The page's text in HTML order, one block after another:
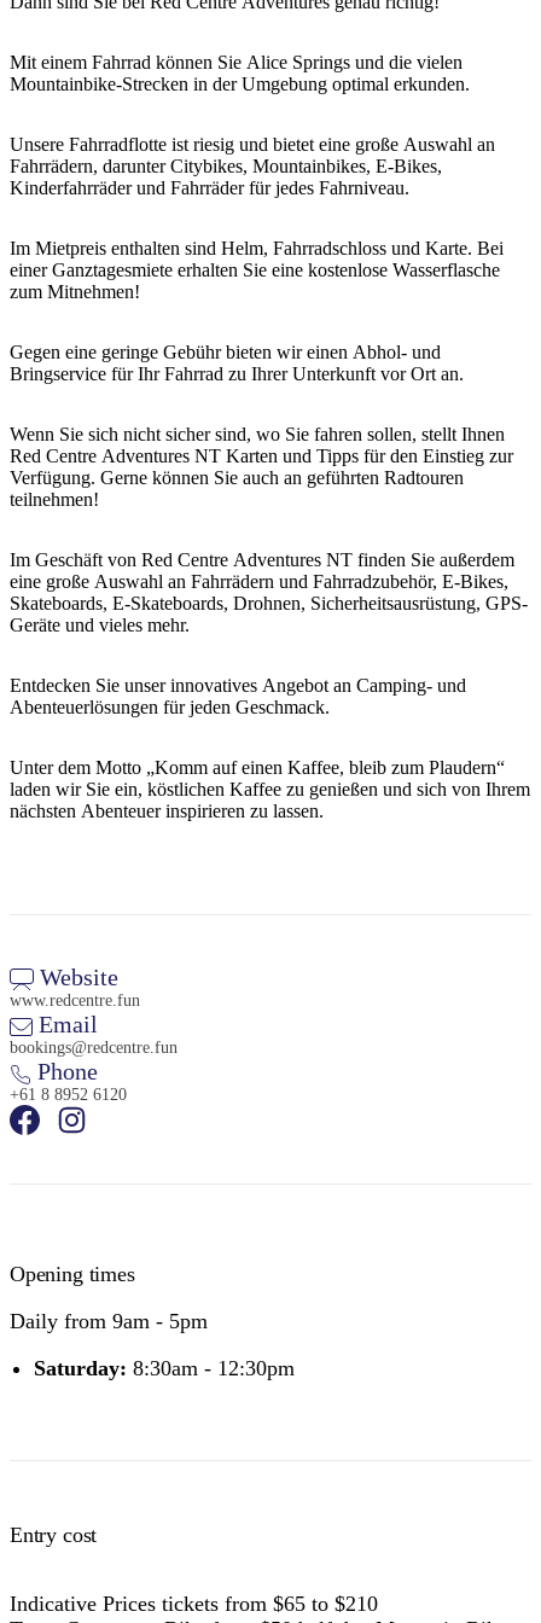
Mit einem Fahrrad können Sie Alice Springs und die vielen
Mountainbike-Strecken in der Umgebung optimal erkunden.
Unsere Fahrradflotte ist riesig und bietet eine große Auswahl an
Fahrrädern, darunter Citybikes, Mountainbikes, E-Bikes,
Kinderfahrräder und Fahrräder für jedes Fahrniveau.
Im Mietpreis enthalten sind Helm, Fahrradschloss und Karte. Bei
einer Ganztagesmiete erhalten Sie eine kostenlose Wasserflasche
zum Mitnehmen!
Gegen eine geringe Gebühr bieten wir einen Abhol- und
Bringservice für Ihr Fahrrad zu Ihrer Unterkunft vor Ort an.
Wenn Sie sich nicht sicher sind, wo Sie fahren sollen, stellt Ihnen
Red Centre Adventures NT Karten und Tipps für den Einstieg zur
Verfügung. Gerne können Sie auch an geführten Radtouren
teilnehmen!
Im Geschäft von Red Centre Adventures NT finden Sie außerdem
eine große Auswahl an Fahrrädern und Fahrradzubehör, E-Bikes,
Skateboards, E-Skateboards, Drohnen, Sicherheitsausrüstung, GPS-
Geräte und vieles mehr.
Entdecken Sie unser innovatives Angebot an Camping- und
Abenteuerlösungen für jeden Geschmack.
Unter dem Motto „Komm auf einen Kaffee, bleib zum Plaudern“
laden wir Sie ein, köstlichen Kaffee zu genießen und sich von Ihrem
nächsten Abenteuer inspirieren zu lassen.
Website
www.redcentre.fun
Email
bookings@redcentre.fun
Phone
+61 8 8952 6120
Opening times
Daily from 9am - 5pm
Saturday: 8:30am - 12:30pm
Entry cost
Indicative Prices tickets from $65 to $210